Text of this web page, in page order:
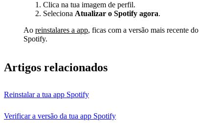
Clica na tua imagem de perfil.
Seleciona Atualizar o Spotify agora.
Ao reinstalares a app, ficas com a versão mais recente do
Spotify.
Artigos relacionados
Reinstalar a tua app Spotify
Verificar a versão da tua app Spotify